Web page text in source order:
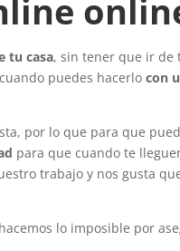
tu casa, sin tener que ir de
puedes hacerlocon
por lo que para que
para que cuando te
trabajo y nos gusta
lo imposible por